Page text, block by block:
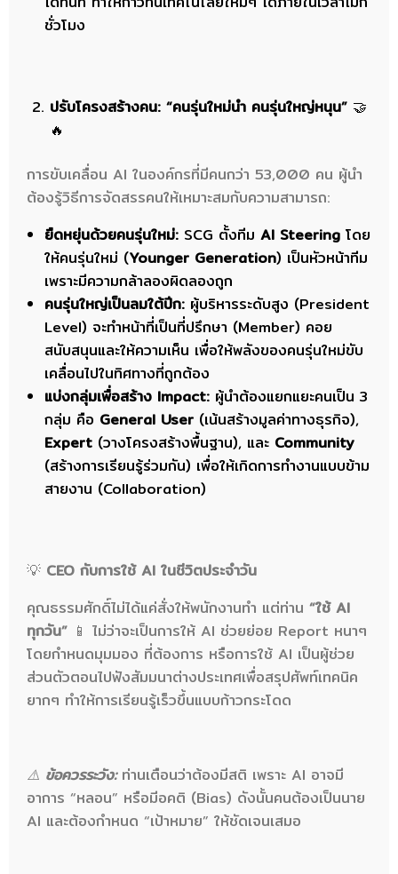
ชั่วโมง
ปรับโครงสร้างคน: “คนรุ่นใหม่นำ คนรุ่นใหญ่หนุน”🤝
🔥
การขับเคลื่อน AI ในองค์กรที่มีคนกว่า 53,000 คน ผู้นำ
ต้องรู้วิธีการจัดสรรคนให้เหมาะสมกับความสามารถ:
ยืดหยุ่นด้วยคนรุ่นใหม่: SCG ตั้งทีม AI Steering โดย
ให้คนรุ่นใหม่ (Younger Generation) เป็นหัวหน้าทีม
เพราะมีความกล้าลองผิดลองถูก
คนรุ่นใหญ่เป็นลมใต้ปีก: ผู้บริหารระดับสูง (President
Level) จะทำหน้าที่เป็นที่ปรึกษา (Member) คอย
สนับสนุนและให้ความเห็น เพื่อให้พลังของคนรุ่นใหม่ขับ
เคลื่อนไปในทิศทางที่ถูกต้อง
แบ่งกลุ่มเพื่อสร้าง Impact: ผู้นำต้องแยกแยะคนเป็น 3
กลุ่ม คือ General User (เน้นสร้างมูลค่าทางธุรกิจ),
Expert (วางโครงสร้างพื้นฐาน), และ Community
(สร้างการเรียนรู้ร่วมกัน) เพื่อให้เกิดการทำงานแบบข้าม
สายงาน (Collaboration)
💡 CEO กับการใช้ AI ในชีวิตประจำวัน
คุณธรรมศักดิ์ไม่ได้แค่สั่งให้พนักงานทำ แต่ท่าน “ใช้ AI
ทุกวัน” 📱 ไม่ว่าจะเป็นการให้ AI ช่วยย่อย Report หนาๆ
โดยกำหนดมุมมอง ที่ต้องการ หรือการใช้ AI เป็นผู้ช่วย
ส่วนตัวตอนไปฟังสัมมนาต่างประเทศเพื่อสรุปศัพท์เทคนิค
ยากๆ ทำให้การเรียนรู้เร็วขึ้นแบบก้าวกระโดด
⚠️ ข้อควรระวัง:ท่านเตือนว่าต้องมีสติ เพราะ AI อาจมี
อาการ “หลอน” หรือมีอคติ (Bias) ดังนั้นคนต้องเป็นนาย
AI และต้องกำหนด “เป้าหมาย” ให้ชัดเจนเสมอ